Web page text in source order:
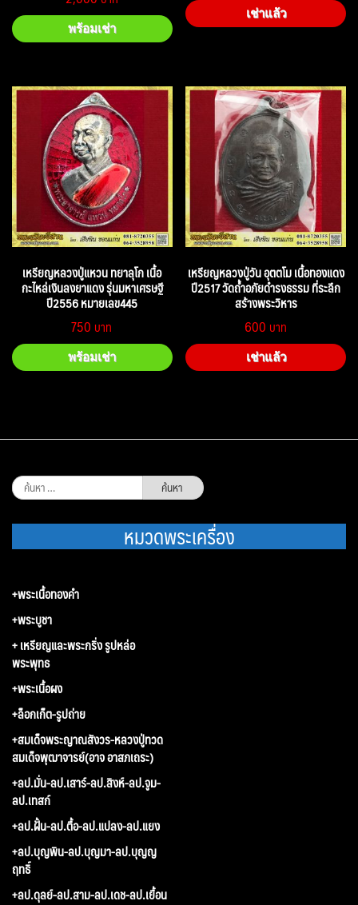
พร้อมเช่า
เช่าแล้ว
เหรียญหลวงปู่แหวน ทยาลุโก เนื้อ
กะไหล่เงินลงยาแดง รุ่นมหาเศรษฐี
ปี2556 หมายเลข445
750
พร้อมเช่า
เหรียญหลวงปู่วัน อุตตโม เนื้อทองแดง
ปี2517 วัดถ้ำอภัยดำรงธรรม ที่ระลึก
สร้างพระวิหาร
600
เช่าแล้ว
ค้นหา
สำหรับ:
หมวดพระเครื่อง
+พระเนื้อทองคำ
+พระบูชา
+ เหรียญและพระกริ่ง รูปหล่อ
พระพุทธ
+พระเนื้อผง
+ล็อกเก็ต-รูปถ่าย
+สมเด็จพระญาณสังวร-หลวงปู่ทวด
สมเด็จพุฒาจารย์(อาจ อาสภเถระ)
+ลป.มั่น-ลป.เสาร์-ลป.สิงห์-ลป.จูม-
ลป.เทสก์
+ลป.ฝั้น-ลป.ตื้อ-ลป.แปลง-ลป.แยง
+ลป.บุญพิน-ลป.บุญมา-ลป.บุญญ
ฤทธิ์
+ลป.ดุลย์-ลป.สาม-ลป.เดช-ลป.เยื้อน